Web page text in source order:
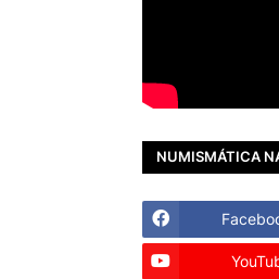
NUMISMÁTICA